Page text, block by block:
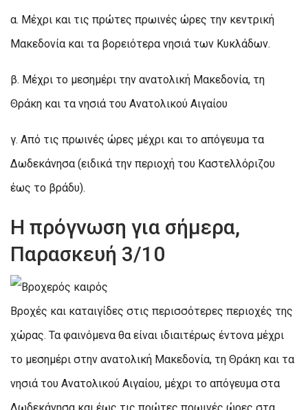
α. Μέχρι και τις πρώτες πρωινές ώρες την κεντρική
Μακεδονία και τα βορειότερα νησιά των Κυκλάδων.
β. Μέχρι το μεσημέρι την ανατολική Μακεδονία, τη
Θράκη και τα νησιά του Ανατολικού Αιγαίου
γ. Από τις πρωινές ώρες μέχρι και το απόγευμα τα
Δωδεκάνησα (ειδικά την περιοχή του Καστελλόριζου
έως το βράδυ).
Η πρόγνωση για σήμερα,
Παρασκευή 3/10
Βροχές και καταιγίδες στις περισσότερες περιοχές της
χώρας. Τα φαινόμενα θα είναι ιδιαιτέρως έντονα μέχρι
το μεσημέρι στην ανατολική Μακεδονία, τη Θράκη και τα
νησιά του Ανατολικού Αιγαίου, μέχρι το απόγευμα στα